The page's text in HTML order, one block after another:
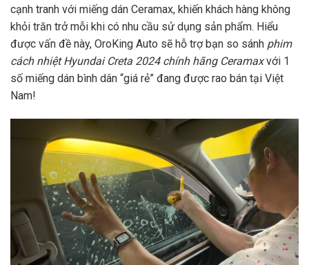
cạnh tranh với miếng dán Ceramax, khiến khách hàng không
khỏi trăn trở mỗi khi có nhu cầu sử dụng sản phẩm. Hiểu
được vấn đề này, OroKing Auto sẽ hỗ trợ bạn so sánh phim
cách nhiệt Hyundai Creta 2024 chính hãng Ceramaxvới 1
số miếng dán bình dân “giá rẻ” đang được rao bán tại Việt
Nam!